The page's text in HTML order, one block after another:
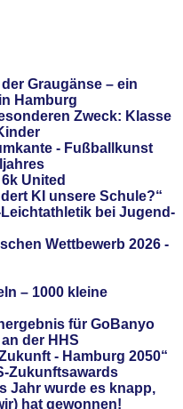
Graugänse – ein
Hamburg
Zweck: Klasse
- Fußballkunst
United
KI unsere Schule?“
bei Jugend-
Wettbewerb 2026 -
– 1000 kleine
für GoBanyo
der HHS
- Hamburg 2050“
Zukunftsawards
Jahr wurde es knapp,
hat gewonnen!